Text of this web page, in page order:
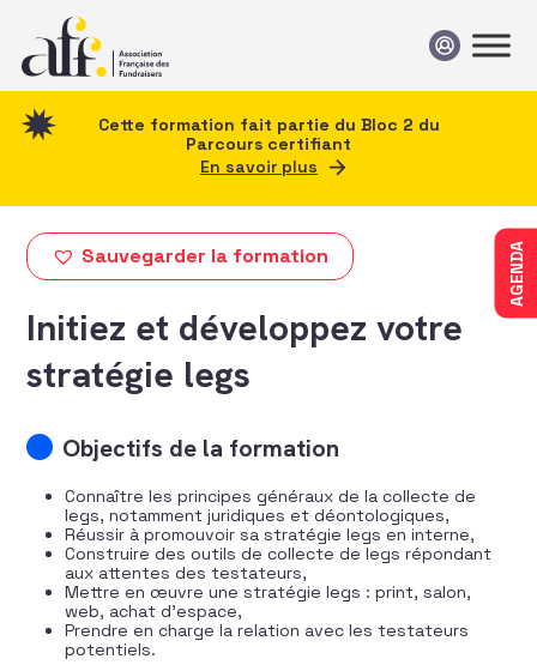
AGENDA
Cette formation fait partie du Bloc 2 du
Parcours certifiant
En savoir plus
Sauvegarder la formation
Initiez et développez votre
stratégie legs
Objectifs de la formation
Connaître les principes généraux de la collecte de
legs, notamment juridiques et déontologiques,
Réussir à promouvoir sa stratégie legs en interne,
Construire des outils de collecte de legs répondant
aux attentes des testateurs,
Mettre en œuvre une stratégie legs : print, salon,
web, achat d’espace,
Prendre en charge la relation avec les testateurs
potentiels.